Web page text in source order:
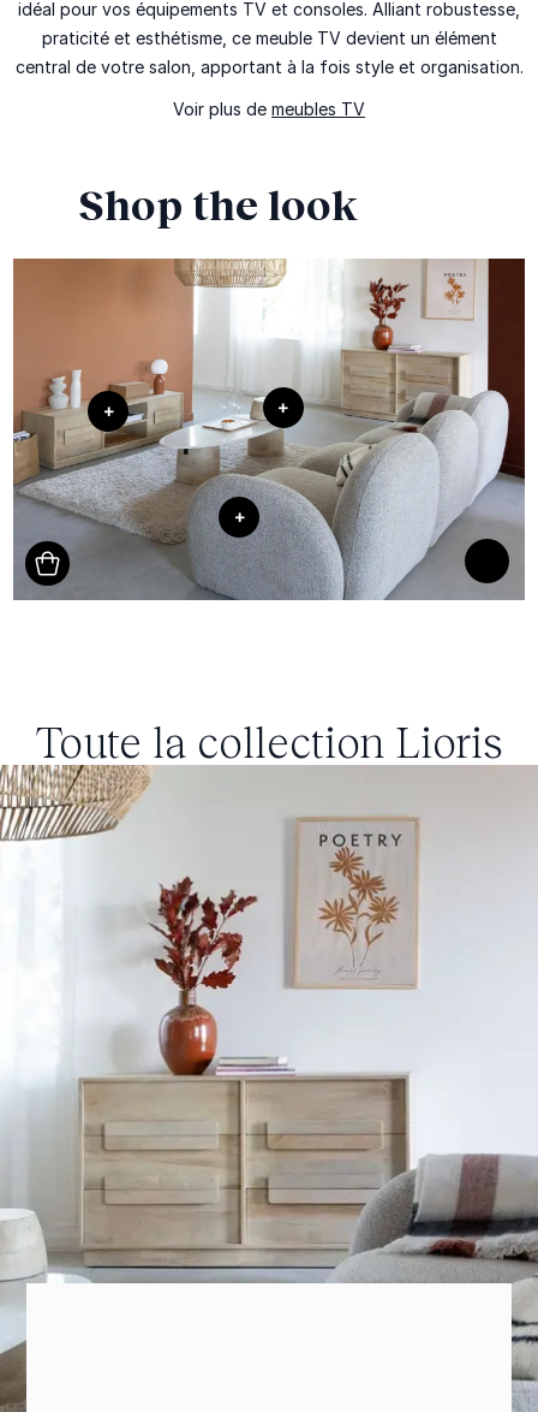
idéal pour vos équipements TV et consoles. Alliant robustesse,
praticité et esthétisme, ce meuble TV devient un élément
central de votre salon, apportant à la fois style et organisation.
Voir plus de meubles TV
Shop the look
+
+
+
Toute la collection Lioris